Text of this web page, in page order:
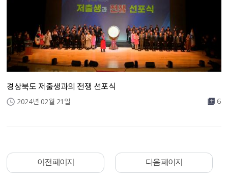
경상북도 저출생과의 전쟁 선포식
2024년 02월 21일 6
이전 페이지 다음 페이지